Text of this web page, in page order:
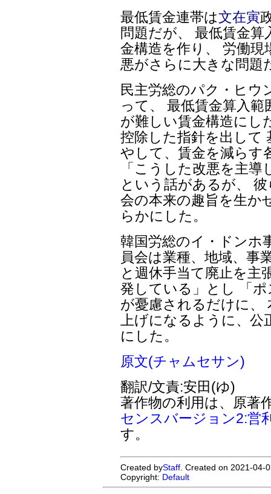
最低賃金連帯は文在寅
問題だが、 最低賃金
金構造を作り、 労働
悪がさらに大きな問題
民主労総のパク・ヒウ
って、 最低賃金算入
が難しい賃金構造にし
控除した指針を出して
やして、賃金を減らす
「こうした改悪を主
という話があるが、
会の本来の趣旨を生か
らかにした。
韓国労総のイ・ドンホ
員会は業種、地域、事
と週休手当て廃止を主
発している」とし 「
が憂慮されるだけに、
上げになるように、
にした。
原文(チャムセサン)
翻訳/文責:安田(ゆ)
著作物の利用は、原著
センスバージョン2:営
す。
Created byStaff . Created on 2021-
Copyright: Default